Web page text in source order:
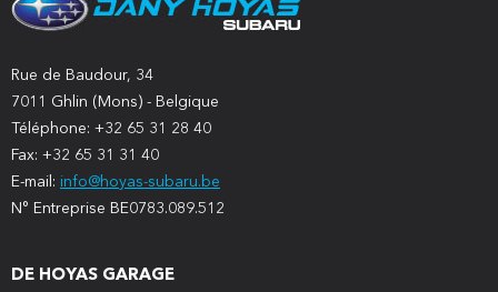
Rue de Baudour, 34
7011 Ghlin (Mons) - Belgique
Téléphone: +32 65 31 28 40
Fax: +32 65 31 31 40
E-mail: info@hoyas-subaru.be
N° Entreprise BE0783.089.512
DE HOYAS GARAGE